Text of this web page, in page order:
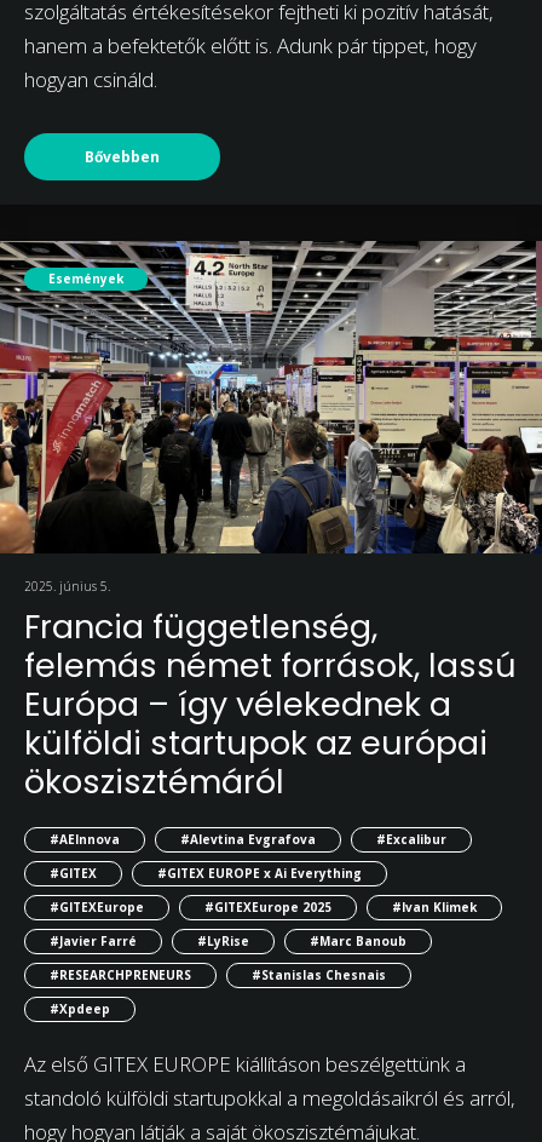
szolgáltatás értékesítésekor fejtheti ki pozitív hatását,
hanem a befektetők előtt is. Adunk pár tippet, hogy
hogyan csináld.
Bővebben
Események
2025. június 5.
Francia függetlenség,
felemás német források, lassú
Európa – így vélekednek a
külföldi startupok az európai
ökoszisztémáról
#AEInnova #Alevtina Evgrafova
#Excalibur
#GITEX
#GITEX EUROPE x Ai Everything
#GITEXEurope
#GITEXEurope 2025
#Ivan Klimek
#Javier Farré
#LyRise
#Marc Banoub
#RESEARCHPRENEURS
#Stanislas Chesnais
#Xpdeep
Az első GITEX EUROPE kiállításon beszélgettünk a
standoló külföldi startupokkal a megoldásaikról és arról,
hogy hogyan látják a saját ökoszisztémájukat.